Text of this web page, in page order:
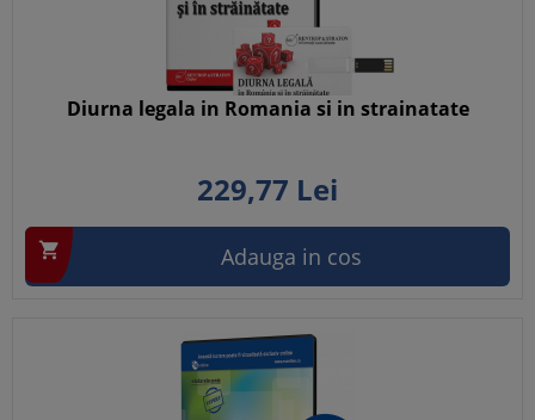
Diurna legala in Romania si in strainatate
229,77 Lei
 Adauga in cos